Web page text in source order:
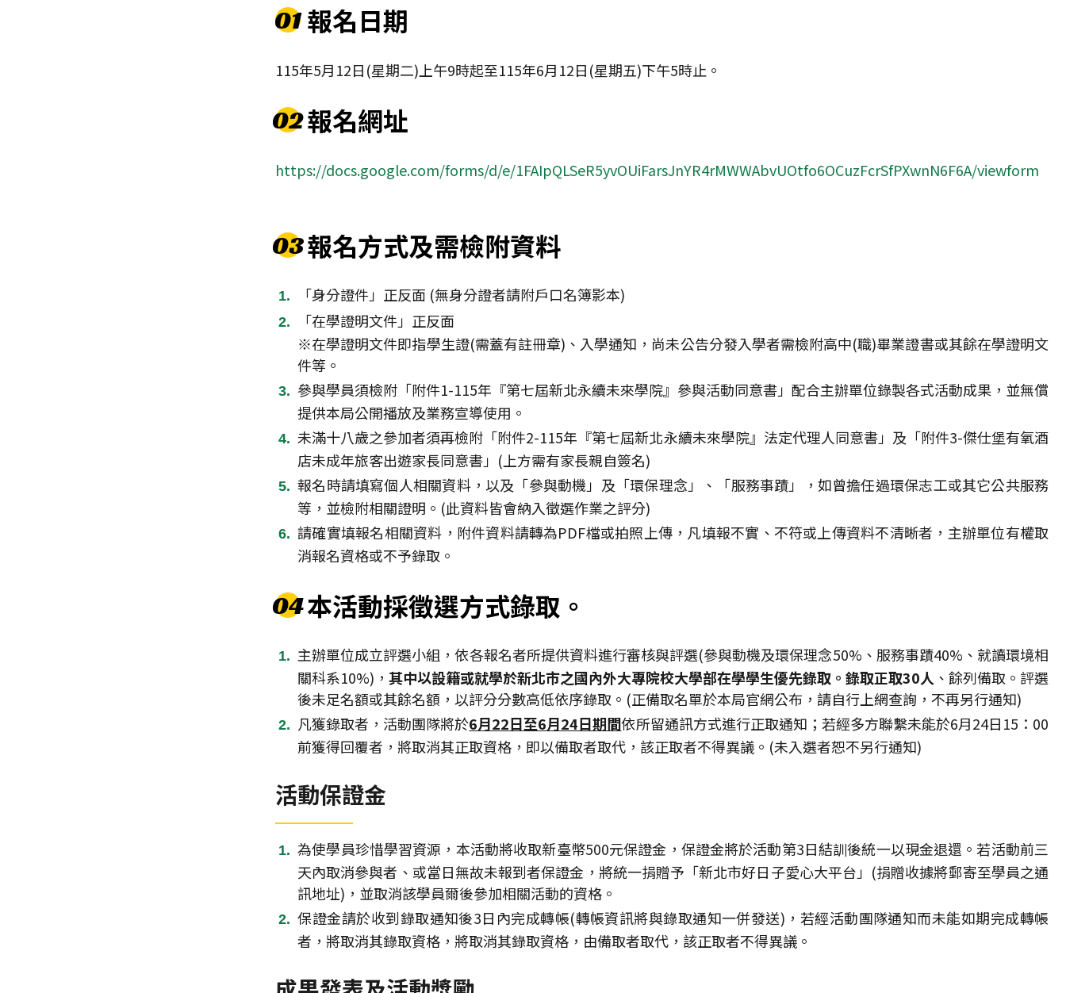
01 報名日期
115年5月12日(星期二)上午9時起至115年6月12日(星期五)下午5時止。
02報名網址
https://docs.google.com/forms/d/e/1FAIpQLSeR5yvOUiFarsJnYR4rMWWAbvUOtfo6OCuzFcrSfPXwnN6F6A/viewform
03報名方式及需檢附資料
「身分證件」正反面 (無身分證者請附戶口名簿影本)
「在學證明文件」正反面
※在學證明文件即指學生證(需蓋有註冊章)、入學通知，尚未公告分發入學者需檢附高中(職)畢業證書或其餘在學證明文
件等。
參與學員須檢附「附件1-115年『第七屆新北永續未來學院』參與活動同意書」配合主辦單位錄製各式活動成果，並無償
提供本局公開播放及業務宣導使用。
未滿十八歲之參加者須再檢附「附件2-115年『第七屆新北永續未來學院』法定代理人同意書」及「附件3-傑仕堡有氧酒
店未成年旅客出遊家長同意書」(上方需有家長親自簽名)
報名時請填寫個人相關資料，以及「參與動機」及「環保理念」、「服務事蹟」，如曾擔任過環保志工或其它公共服務
等，並檢附相關證明。(此資料皆會納入徵選作業之評分)
請確實填報名相關資料，附件資料請轉為PDF檔或拍照上傳，凡填報不實、不符或上傳資料不清晰者，主辦單位有權取
消報名資格或不予錄取。
04本活動採徵選方式錄取。
主辦單位成立評選小組，依各報名者所提供資料進行審核與評選(參與動機及環保理念50%、服務事蹟40%、就讀環境相
關科系10%)， 其中以設籍或就學於新北市之國內外大專院校大學部在學學生優先錄取。錄取正取30人 、餘列備取。評選
後未足名額或其餘名額，以評分分數高低依序錄取。(正備取名單於本局官網公布，請自行上網查詢，不再另行通知)
凡獲錄取者，活動團隊將於6月22日至6月24日期間依所留通訊方式進行正取通知；若經多方聯繫未能於6月24日15：00
前獲得回覆者，將取消其正取資格，即以備取者取代，該正取者不得異議。(未入選者恕不另行通知)
活動保證金
為使學員珍惜學習資源，本活動將收取新臺幣500元保證金，保證金將於活動第3日結訓後統一以現金退還。若活動前三
天內取消參與者、或當日無故未報到者保證金，將統一捐贈予「新北市好日子愛心大平台」(捐贈收據將郵寄至學員之通
訊地址)，並取消該學員爾後參加相關活動的資格。
保證金請於收到錄取通知後3日內完成轉帳(轉帳資訊將與錄取通知一併發送)，若經活動團隊通知而未能如期完成轉帳
者，將取消其錄取資格，將取消其錄取資格，由備取者取代，該正取者不得異議。